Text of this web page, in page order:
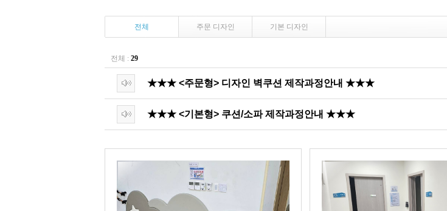
전체 주문 디자인 기본 디자인
전체 : 29
★★★ <주문형> 디자인 벽쿠션 제작과정안내 ★★★
★★★ <기본형> 쿠션/소파 제작과정안내 ★★★